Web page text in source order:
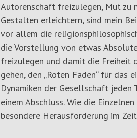
Autorenschaft freizulegen, Mut zu
Gestalten erleichtern, sind mein
vor allem die
die Vorstellung von etwas
freizulegen und damit die Freiheit
gehen, den „Roten Faden“ für das
Dynamiken der Gesellschaft jeden
einem Abschluss. Wie die
besondere Herausforderung im